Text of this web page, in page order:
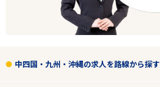
中四国・九州・沖縄の求人を路線から探す